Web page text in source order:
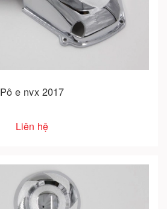
Pô e nvx 2017
Liên hệ